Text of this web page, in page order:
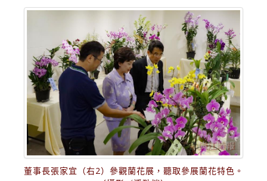
董事長張家宜（右2）參觀蘭花展，聽取參展蘭花特色。